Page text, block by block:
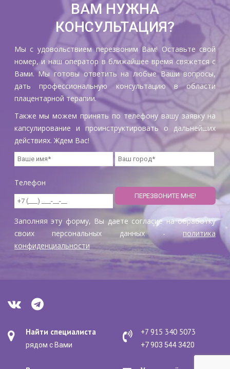
ВАМ НУЖНА
КОНСУЛЬТАЦИЯ?
Мы с удовольствием перезвоним Вам! Оставьте свой
номер, и наш оператор в ближайшее время свяжется с
Вами. Мы готовы ответить на любые Ваши вопросы,
дать профессиональную консультацию в области
плацентарной терапии.
Также мы можем принять по телефону вашу заявку на
капсулирование и проинструктировать о дальнейших
действиях. Ждем Вас!
Телефон
Заполняя эту форму, Вы даете согласие на обработку
своих персональных данных -политика
конфиденциальности
+7 915 340 5073
+7 903 544 3420
Найти специалиста
рядом с Вами